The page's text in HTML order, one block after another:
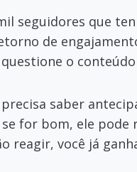
seguidores que
de
o
saber
for bom, ele
reagir, você já